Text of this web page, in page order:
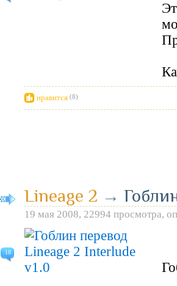
нравится (8)
18
Lineage 2 →
19 мая 2008, 22994 просмотра,